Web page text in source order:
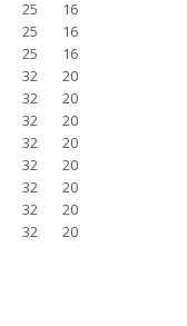
25
16
25
16
25
16
32
20
32
20
32
20
32
20
32
20
32
20
32
20
32 20